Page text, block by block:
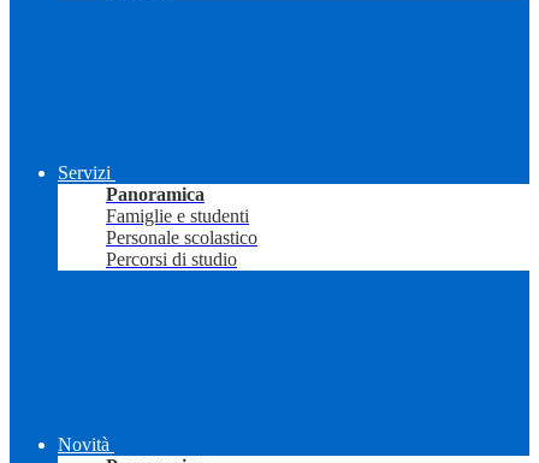
Servizi
Panoramica
Famiglie e studenti
Personale scolastico
Percorsi di studio
Novità